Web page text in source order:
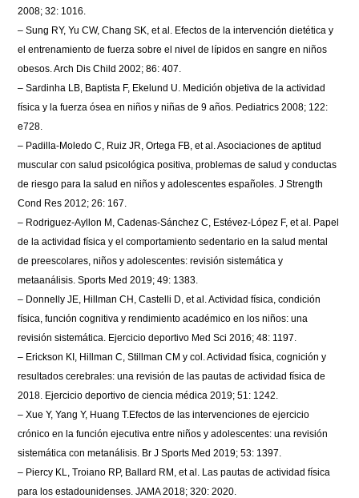
2008; 32: 1016.
–Sung RY, Yu CW, Chang SK, et al. Efectos de la intervención dietética y
el entrenamiento de fuerza sobre el nivel de lípidos en sangre en niños
obesos. Arch Dis Child 2002; 86: 407.
–Sardinha LB, Baptista F, Ekelund U. Medición objetiva de la actividad
física y la fuerza ósea en niños y niñas de 9 años. Pediatrics 2008; 122:
e728.
– Padilla-Moledo C, Ruiz JR, Ortega FB, et al. Asociaciones de aptitud
muscular con salud psicológica positiva, problemas de salud y conductas
de riesgo para la salud en niños y adolescentes españoles. J Strength
Cond Res 2012; 26: 167.
– Rodriguez-Ayllon M, Cadenas-Sánchez C, Estévez-López F, et al. Papel
de la actividad física y el comportamiento sedentario en la salud mental
de preescolares, niños y adolescentes: revisión sistemática y
metaanálisis. Sports Med 2019; 49: 1383.
– Donnelly JE, Hillman CH, Castelli D, et al. Actividad física, condición
física, función cognitiva y rendimiento académico en los niños: una
revisión sistemática. Ejercicio deportivo Med Sci 2016; 48: 1197.
– Erickson KI, Hillman C, Stillman CM y col. Actividad física, cognición y
resultados cerebrales: una revisión de las pautas de actividad física de
2018. Ejercicio deportivo de ciencia médica 2019; 51: 1242.
–Xue Y, Yang Y, Huang T.Efectos de las intervenciones de ejercicio
crónico en la función ejecutiva entre niños y adolescentes: una revisión
sistemática con metanálisis. Br J Sports Med 2019; 53: 1397.
– Piercy KL, Troiano RP, Ballard RM, et al. Las pautas de actividad física
para los estadounidenses. JAMA 2018; 320: 2020.